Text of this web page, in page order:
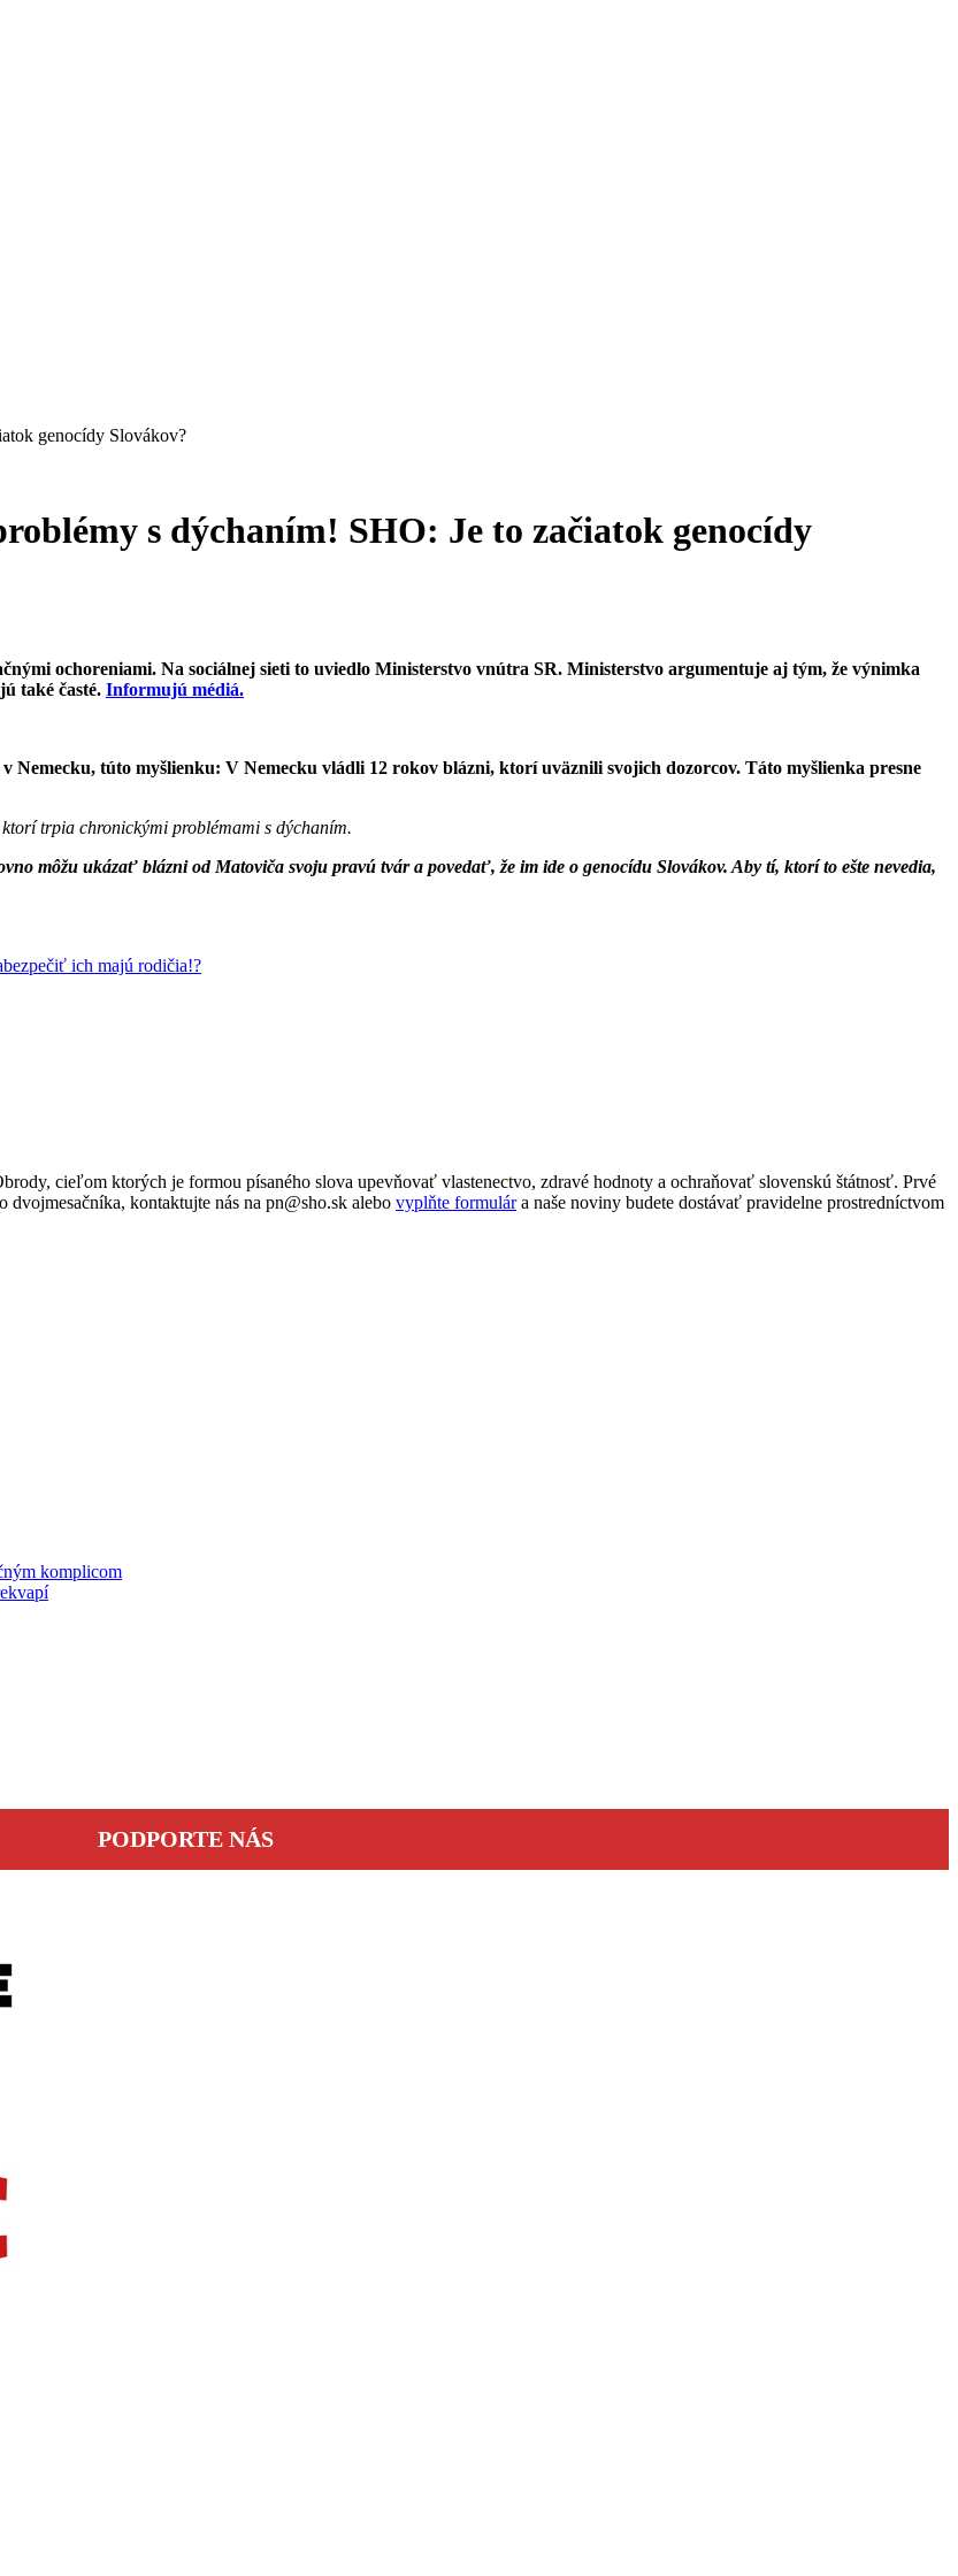
genocídy Slovákov?
s dýchaním! SHO: Je to začiatok genocídy
ochoreniami. Na sociálnej sieti to uviedlo Ministerstvo vnútra SR. Ministerstvo argumentuje aj tým, že výnimka
také časté. Informujú médiá.
túto myšlienku: V Nemecku vládli 12 rokov blázni, ktorí uväznili svojich dozorcov. Táto myšlienka presne
trpia chronickými problémami s dýchaním.
môžu ukázať blázni od Matoviča svoju pravú tvár a povedať, že im ide o genocídu Slovákov. Aby tí, ktorí to ešte nevedia,
ich majú rodičia!?
cieľom ktorých je formou písaného slova upevňovať vlastenectvo, zdravé hodnoty a ochraňovať slovenskú štátnosť. Prvé
kontaktujte nás na pn@sho.sk alebo vyplňte formulára naše noviny budete dostávať pravidelne prostredníctvom
komplicom
PODPORTE NÁS